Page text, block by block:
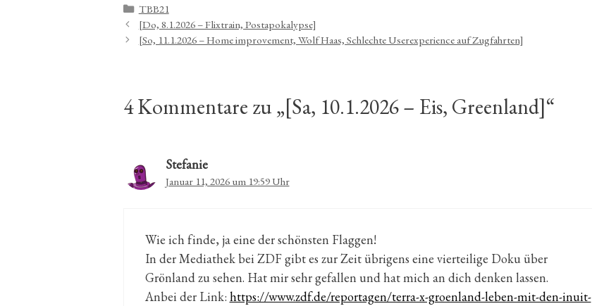
Kategorien
TBB21
[Do, 8.1.2026 – Flixtrain, Postapokalypse]
[So, 11.1.2026 – Home improvement, Wolf Haas, Schlechte Userexperience auf Zugfahrten]
4 Kommentare zu „[Sa, 10.1.2026 – Eis, Greenland]“
Stefanie
Januar 11, 2026 um 19:59 Uhr
Wie ich finde, ja eine der schönsten Flaggen!
In der Mediathek bei ZDF gibt es zur Zeit übrigens eine vierteilige Doku über
Grönland zu sehen. Hat mir sehr gefallen und hat mich an dich denken lassen.
Anbei der Link: https://www.zdf.de/reportagen/terra-x-groenland-leben-mit-den-inuit-